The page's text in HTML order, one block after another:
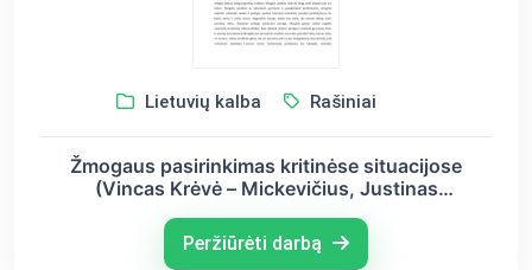
Lietuvių kalba Rašiniai
Žmogaus pasirinkimas kritinėse situacijose
(Vincas Krėvė – Mickevičius, Justinas
Peržiūrėti darbą